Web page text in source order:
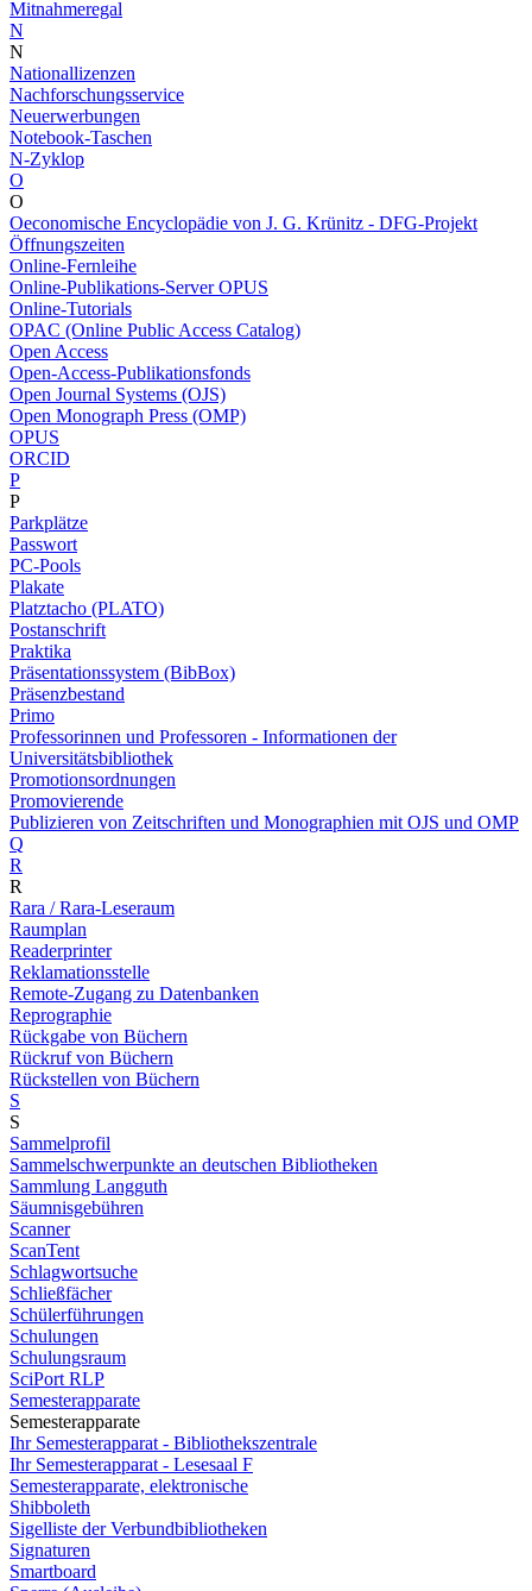
Mitnahmeregal
N
N
Nationallizenzen
Nachforschungsservice
Neuerwerbungen
Notebook-Taschen
N-Zyklop
O
O
Oeconomische Encyclopädie von J. G. Krünitz - DFG-Projekt
Öffnungszeiten
Online-Fernleihe
Online-Publikations-Server OPUS
Online-Tutorials
OPAC (Online Public Access Catalog)
Open Access
Open-Access-Publikationsfonds
Open Journal Systems (OJS)
Open Monograph Press (OMP)
OPUS
ORCID
P
P
Parkplätze
Passwort
PC-Pools
Plakate
Platztacho (PLATO)
Postanschrift
Praktika
Präsentationssystem (BibBox)
Präsenzbestand
Primo
Professorinnen und Professoren - Informationen der
Universitätsbibliothek
Promotionsordnungen
Promovierende
Publizieren von Zeitschriften und Monographien mit OJS und OMP
Q
R
R
Rara / Rara-Leseraum
Raumplan
Readerprinter
Reklamationsstelle
Remote-Zugang zu Datenbanken
Reprographie
Rückgabe von Büchern
Rückruf von Büchern
Rückstellen von Büchern
S
S
Sammelprofil
Sammelschwerpunkte an deutschen Bibliotheken
Sammlung Langguth
Säumnisgebühren
Scanner
ScanTent
Schlagwortsuche
Schließfächer
Schülerführungen
Schulungen
Schulungsraum
SciPort RLP
Semesterapparate
Semesterapparate
Ihr Semesterapparat - Bibliothekszentrale
Ihr Semesterapparat - Lesesaal F
Semesterapparate, elektronische
Shibboleth
Sigelliste der Verbundbibliotheken
Signaturen
Smartboard